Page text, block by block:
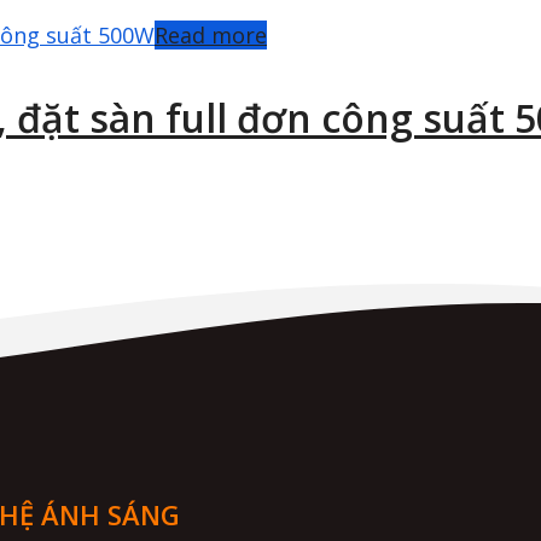
Read more
đặt sàn full đơn công suất
ÁNH SÁNG